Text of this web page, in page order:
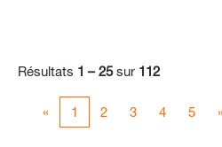
Résultats 1 – 25sur 112
« 1 2 3 4 5